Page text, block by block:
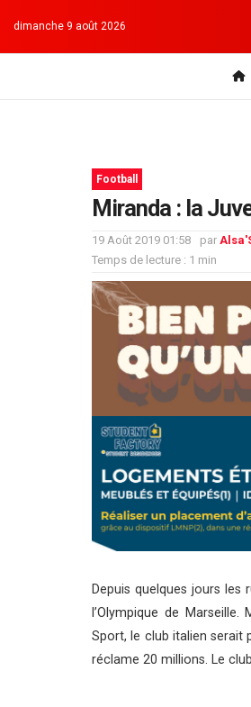
dimanche 9 août 2026
Football
Miranda : la
19 Août 2019 01:58 par
Temps de lecture : 1 min
Depuis quelques jours
l’Olympique de
Sport, le club italien serait
réclame 20 millions. Le